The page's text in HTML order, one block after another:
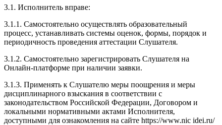
3.1. Исполнитель вправе:
3.1.1. Самостоятельно осуществлять образовательный
процесс, устанавливать системы оценок, формы, порядок и
периодичность проведения аттестации Слушателя.
3.1.2. Самостоятельно зарегистрировать Слушателя на
Онлайн-платформе при наличии заявки.
3.1.3. Применять к Слушателю меры поощрения и меры
дисциплинарного взыскания в соответствии с
законодательством Российской Федерации, Договором и
локальными нормативными актами Исполнителя,
доступными для ознакомления на сайте https://www.nic idei.ru/